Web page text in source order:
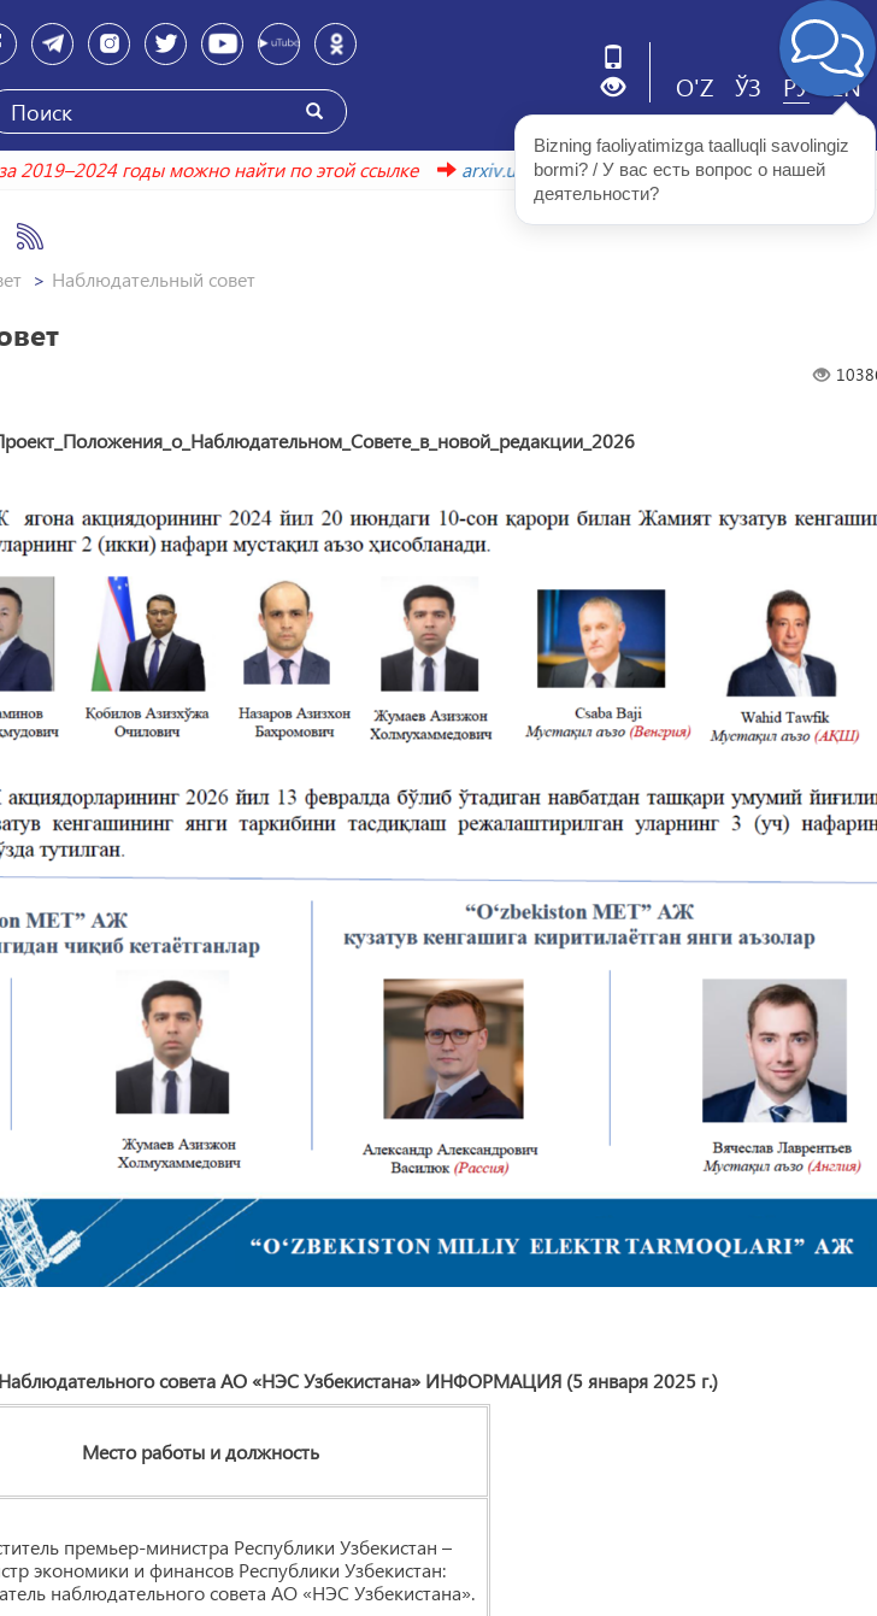
O'Z ЎЗ РУ EN
за 2019–2024 годы можно найти по этой ссылке
arxiv.uzbekistonmet.uz
Наблюдательный совет
совета АО «НЭС Узбекистана» ИНФОРМАЦИЯ (5 января 2025 г.)
Место работы идолжность
премьер-министра Республики Узбекистан –
экономики и финансов Республики Узбекистан:
наблюдательного совета АО «НЭС Узбекистана».
Bizning faoliyatimizga taalluqli savolingiz
bormi? / У вас есть вопрос о нашей
деятельности?